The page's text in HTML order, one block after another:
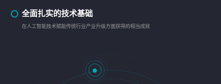
全面扎实的技术基础
在人工智能技术赋能传统行业产业升级方面获得的相当成就